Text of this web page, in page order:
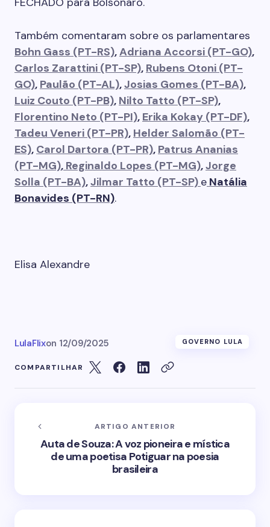
Também comentaram sobre os parlamentares
Bohn Gass (PT-RS),Adriana Accorsi (PT-GO),
Carlos Zarattini (PT-SP), Rubens Otoni (PT-
GO), Paulão (PT-AL),Josias Gomes (PT-BA),
Luiz Couto (PT-PB), Nilto Tatto (PT-SP),
Florentino Neto (PT-PI), Erika Kokay (PT-DF),
Tadeu Veneri (PT-PR), Helder Salomão (PT-
ES), Carol Dartora (PT-PR), Patrus Ananias
(PT-MG), Reginaldo Lopes (PT-MG),Jorge
Solla (PT-BA),Jilmar Tatto (PT-SP) e Natália
Bonavides (PT-RN).
Elisa Alexandre
LulaFlixon 12/09/2025 GOVERNO LULA
COMPARTILHAR
ARTIGO ANTERIOR
Auta de Souza: A voz pioneira e mística
de uma poetisa Potiguar na poesia
brasileira